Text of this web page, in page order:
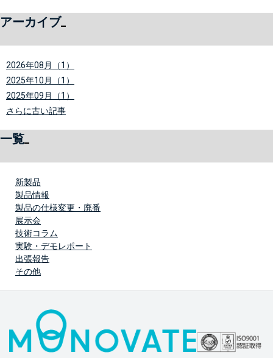
アーカイブ
2026年08月（1）
2025年10月（1）
2025年09月（1）
さらに古い記事
一覧
新製品
製品情報
製品の仕様変更・廃番
展示会
技術コラム
実験・デモレポート
出張報告
その他